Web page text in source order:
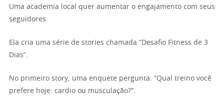
Uma academia local quer aumentar o engajamento com seus
seguidores.
Ela cria uma série de stories chamada “Desafio Fitness de 3
Dias”.
No primeiro story, uma enquete pergunta: “Qual treino você
prefere hoje: cardio ou musculação?”.